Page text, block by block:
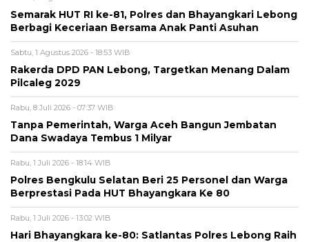
Semarak HUT RI ke-81, Polres dan Bhayangkari Lebong
Berbagi Keceriaan Bersama Anak Panti Asuhan
Sabtu, 1 Agustus 2026 - 18:53 WIB
Rakerda DPD PAN Lebong, Targetkan Menang Dalam
Pilcaleg 2029
Rabu, 8 Juli 2026 - 07:37 WIB
Tanpa Pemerintah, Warga Aceh Bangun Jembatan
Dana Swadaya Tembus 1 Milyar
Rabu, 1 Juli 2026 - 18:14 WIB
Polres Bengkulu Selatan Beri 25 Personel dan Warga
Berprestasi Pada HUT Bhayangkara Ke 80
Rabu, 1 Juli 2026 - 13:02 WIB
Hari Bhayangkara ke-80: Satlantas Polres Lebong Raih